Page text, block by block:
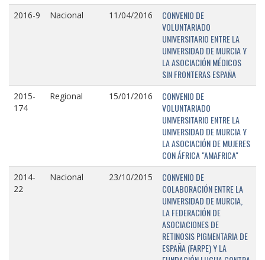
2016-9 Nacional 11/04/2016
CONVENIO DE
VOLUNTARIADO
UNIVERSITARIO ENTRE LA
UNIVERSIDAD DE MURCIA Y
LA ASOCIACIÓN MÉDICOS
SIN FRONTERAS ESPAÑA
2015-
174
Regional 15/01/2016
CONVENIO DE
VOLUNTARIADO
UNIVERSITARIO ENTRE LA
UNIVERSIDAD DE MURCIA Y
LA ASOCIACIÓN DE MUJERES
CON ÁFRICA "AMAFRICA"
2014-
22
Nacional 23/10/2015
CONVENIO DE
COLABORACIÓN ENTRE LA
UNIVERSIDAD DE MURCIA,
LA FEDERACIÓN DE
ASOCIACIONES DE
RETINOSIS PIGMENTARIA DE
ESPAÑA (FARPE) Y LA